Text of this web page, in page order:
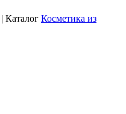
| Каталог Косметика из